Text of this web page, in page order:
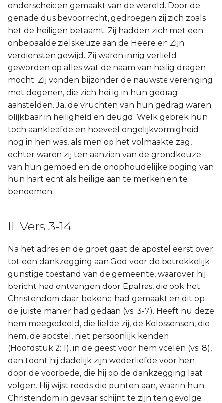
onderscheiden gemaakt van de wereld. Door de
genade dus bevoorrecht, gedroegen zij zich zoals
het de heiligen betaamt. Zij hadden zich met een
onbepaalde zielskeuze aan de Heere en Zijn
verdiensten gewijd. Zij waren innig verliefd
geworden op alles wat de naam van heilig dragen
mocht. Zij vonden bijzonder de nauwste vereniging
met degenen, die zich heilig in hun gedrag
aanstelden. Ja, de vruchten van hun gedrag waren
blijkbaar in heiligheid en deugd. Welk gebrek hun
toch aankleefde en hoeveel ongelijkvormigheid
nog in hen was, als men op het volmaakte zag,
echter waren zij ten aanzien van de grondkeuze
van hun gemoed en de onophoudelijke poging van
hun hart echt als heilige aan te merken en te
benoemen.
II. Vers 3-14
Na het adres en de groet gaat de apostel eerst over
tot een dankzegging aan God voor de betrekkelijk
gunstige toestand van de gemeente, waarover hij
bericht had ontvangen door Epafras, die ook het
Christendom daar bekend had gemaakt en dit op
de juiste manier had gedaan (vs. 3-7). Heeft nu deze
hem meegedeeld, die liefde zij, de Kolossensen, die
hem, de apostel, niet persoonlijk kenden
(Hoofdstuk 2: 1), in de geest voor hem voelen (vs. 8),
dan toont hij dadelijk zijn wederliefde voor hen
door de voorbede, die hij op de dankzegging laat
volgen. Hij wijst reeds die punten aan, waarin hun
Christendom in gevaar schijnt te zijn ten gevolge